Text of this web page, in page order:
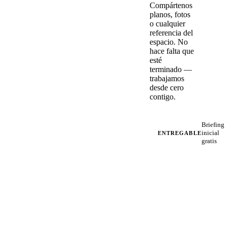
Compártenos
planos, fotos
o cualquier
referencia del
espacio. No
hace falta que
esté
terminado —
trabajamos
desde cero
contigo.
ENTREGABLE
Briefing
inicial
gratis